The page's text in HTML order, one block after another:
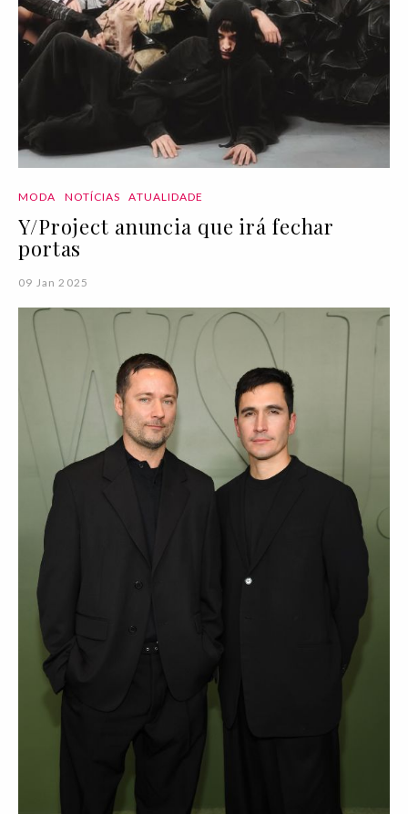
MODA NOTÍCIAS ATUALIDADE
Y/Project anuncia que irá fechar
portas
09 Jan 2025